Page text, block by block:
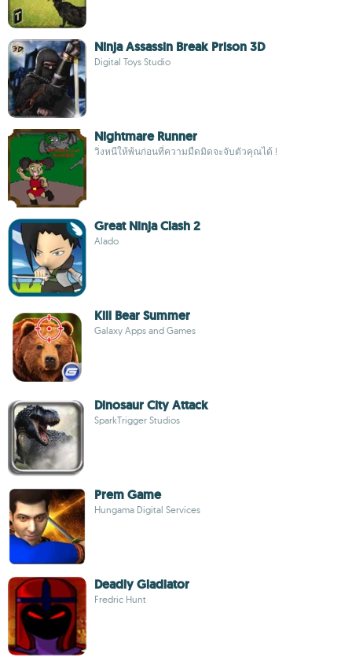
Ninja Assassin Break Prison 3D
Digital Toys Studio
Nightmare Runner
วิ่งหนีให้พ้นก่อนที่ความมืดมิดจะจับตัวคุณได้ !
Great Ninja Clash 2
Alado
Kill Bear Summer
Galaxy Apps and Games
Dinosaur City Attack
SparkTrigger Studios
Prem Game
Hungama Digital Services
Deadly Gladiator
Fredric Hunt